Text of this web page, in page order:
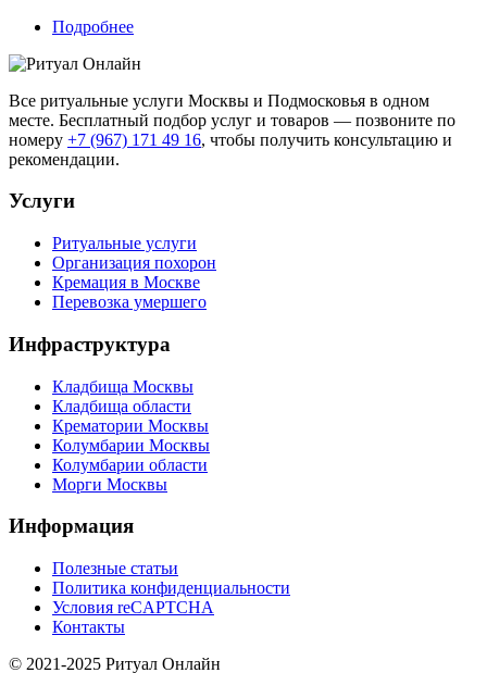
Подробнее
Все ритуальные услуги Москвы и Подмосковья в одном
месте. Бесплатный подбор услуг и товаров — позвоните по
номеру +7 (967) 171 49 16, чтобы получить консультацию и
рекомендации.
Услуги
Ритуальные услуги
Организация похорон
Кремация в Москве
Перевозка умершего
Инфраструктура
Кладбища Москвы
Кладбища области
Крематории Москвы
Колумбарии Москвы
Колумбарии области
Морги Москвы
Информация
Полезные статьи
Политика конфиденциальности
Условия reCAPTCHA
Контакты
© 2021-2025 Ритуал Онлайн